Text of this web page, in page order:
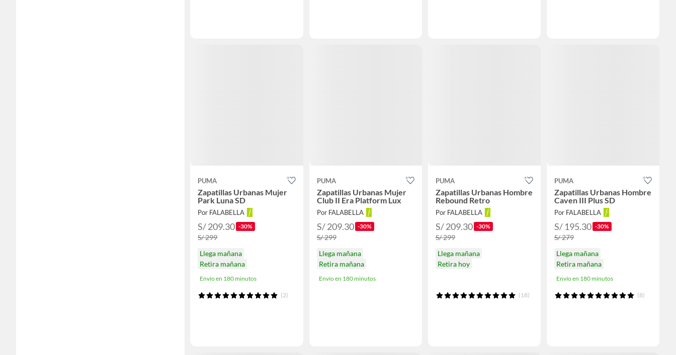
PUMA
Zapatillas Urbanas Mujer
Park Luna SD
Por FALABELLA
S/ 209.30 -30%
S/ 299
Llega mañana
Retira mañana
Envío en 180 minutos
(2)
PUMA
Zapatillas Urbanas Mujer
Club II Era Platform Lux
Por FALABELLA
S/ 209.30 -30%
S/ 299
Llega mañana
Retira mañana
Envío en 180 minutos
PUMA
Zapatillas Urbanas Hombre
Rebound Retro
Por FALABELLA
S/ 209.30 -30%
S/ 299
Llega mañana
Retira hoy
(18)
PUMA
Zapatillas Urbanas Hombre
Caven III Plus SD
Por FALABELLA
S/ 195.30 -30%
S/ 279
Llega mañana
Retira mañana
Envío en 180 minutos
(8)